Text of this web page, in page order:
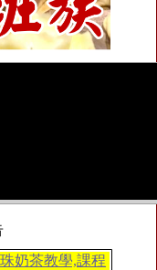
奶茶教學,課程